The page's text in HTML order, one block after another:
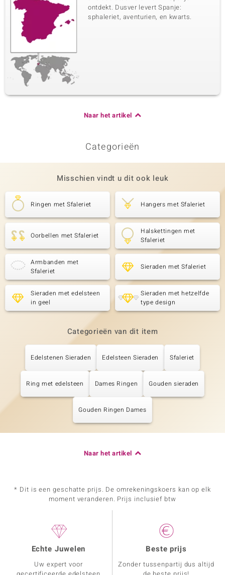
ontdekt. Dusver levert Spanje:
sphaleriet, aventurien, en kwarts.
Naar het artikel
Categorieën
Misschien vindt u dit ook leuk
Ringen met Sfaleriet Hangers met Sfaleriet
Oorbellen met Sfaleriet
Halskettingen met
Sfaleriet
Armbanden met
Sfaleriet
Sieraden met Sfaleriet
Sieraden met edelsteen
in geel
Sieraden met hetzelfde
type design
Categorieën van dit item
Edelstenen Sieraden Edelsteen Sieraden Sfaleriet
Ring met edelsteen Dames Ringen Gouden sieraden
Gouden Ringen Dames
Naar het artikel
* Dit is een geschatte prijs. De omrekeningskoers kan op elk
moment veranderen. Prijs inclusief btw
Echte Juwelen
Uw expert voor
Beste prijs
Zonder tussenpartij dus altijd